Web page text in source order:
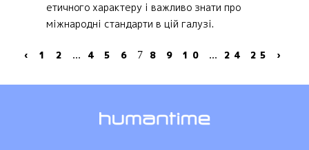
етичного характеру і важливо знати про
міжнародні стандарти в цій галузі.
‹ 1 2 ... 4 5 6 7 8 9 10 ... 24 25 ›